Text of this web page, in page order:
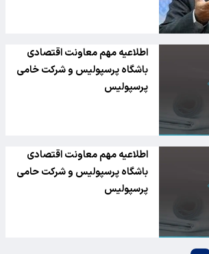
اطلاعیه مهم معاونت اقتصادی
باشگاه پرسپولیس و شرکت خامی
پرسپولیس
اطلاعیه مهم معاونت اقتصادی
باشگاه پرسپولیس و شرکت حامی
پرسپولیس